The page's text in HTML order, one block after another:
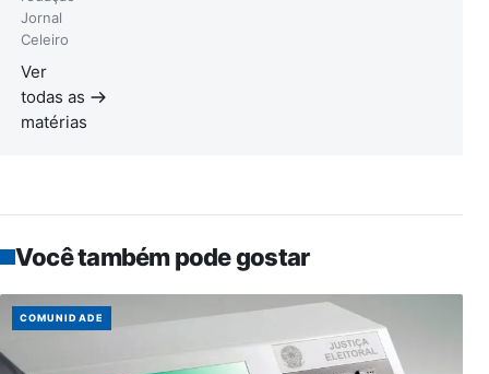
Jornal
Celeiro
Ver
todas as
matérias
Você também pode gostar
COMUNIDADE